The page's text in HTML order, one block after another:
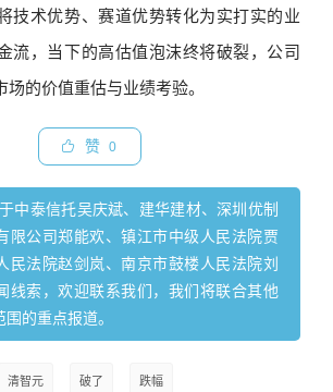
技术优势、赛道优势转化为实打实的业
流，当下的高估值泡沫终将破裂，公司
的价值重估与业绩考验。
赞 0
中泰信托吴庆斌、建华建材、深圳优制
限公司郑能欢、镇江市中级人民法院贾
民法院赵剑岚、南京市鼓楼人民法院刘
线索，欢迎联系我们，我们将联合其他
的重点报道。
清智元 破了 跌幅